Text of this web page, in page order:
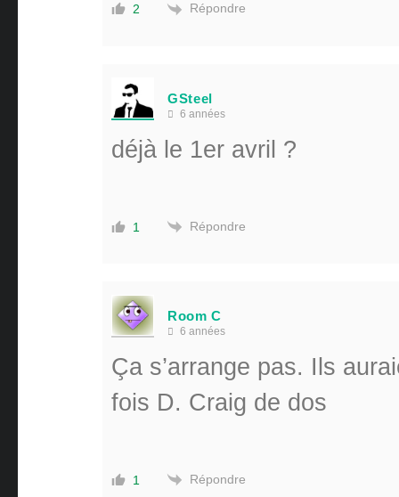
2 Répondre
GSteel
6 années
déjà le 1er avril ?
1 Répondre
Room C
6 années
Ça s’arrange pas. Ils
fois D. Craig de dos
1 Répondre